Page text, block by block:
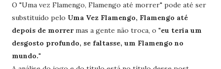
O "Uma vez Flamengo, Flamengo até morrer" pode até ser
substituído pelo Uma Vez Flamengo, Flamengo até
depois de morrermas a gente não troca, o "eu teria um
desgosto profundo, se faltasse, um Flamengo no
mundo."